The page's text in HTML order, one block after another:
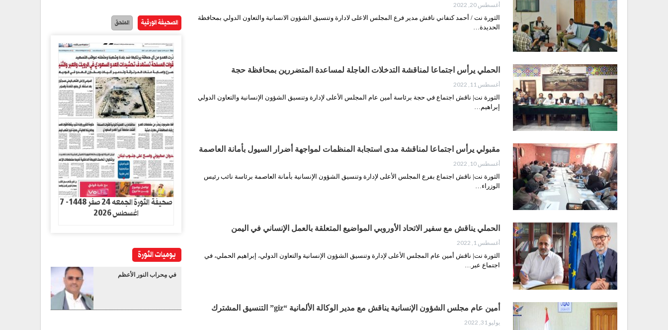
أغسطس 20, 2022
الثورة نت / أحمد كنفاني ناقش مدير فرع المجلس الاعلى لادارة وتنسيق الشؤون الانسانية والتعاون الدولي بمحافظة
الحديدة…
الحملي يرأس اجتماعا لمناقشة التدخلات العاجلة لمساعدة المتضررين بمحافظة حجة
أغسطس 11, 2022
الثورة نت| ناقش اجتماع في حجة برئاسة أمين عام المجلس الأعلى لإدارة وتنسيق الشؤون الإنسانية والتعاون الدولي
إبراهيم…
مقبولي يرأس اجتماعا لمناقشة مدى استجابة المنظمات لمواجهة أضرار السيول بأمانة العاصمة
أغسطس 10, 2022
الثورة نت| ناقش اجتماع بفرع المجلس الأعلى لإدارة وتنسيق الشؤون الإنسانية بأمانة العاصمة برئاسة نائب رئيس
الوزراء…
الحملي يناقش مع سفير الاتحاد الأوروبي المواضيع المتعلقة بالعمل الإنساني في اليمن
أغسطس 1, 2022
الثورة نت| ناقش أمين عام المجلس الأعلى لإدارة وتنسيق الشؤون الإنسانية والتعاون الدولي، إبراهيم الحملي، في
اجتماع عبر…
أمين عام مجلس الشؤون الإنسانية يناقش مع مدير الوكالة الألمانية “giz” التنسيق المشترك
يوليو 31, 2022
الصحيفة الورقية الملحق
صحيفة الثورة الجمعه 24 صفر 1448- 7
اغسطس 2026
يوميات الثورة
في مِحراب النور الأعظم